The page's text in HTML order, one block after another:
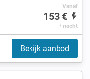
Vanaf
153 €
/ nacht
Bekijk aanbod